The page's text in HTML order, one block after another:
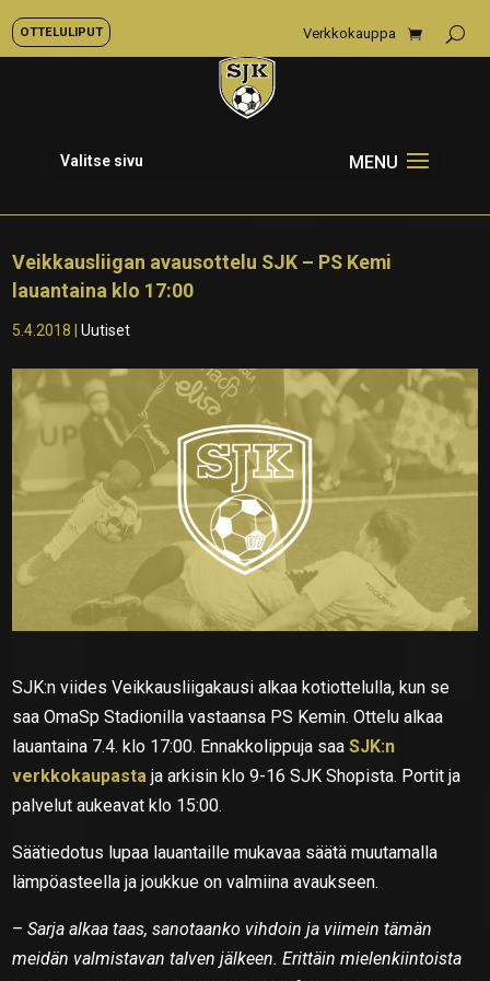
OTTELULIPUT Verkkokauppa
Valitse sivu
Veikkausliigan avausottelu SJK – PS Kemi
lauantaina klo 17:00
5.4.2018 |Uutiset
SJK:n viides Veikkausliigakausi alkaa kotiottelulla, kun se
saa OmaSp Stadionilla vastaansa PS Kemin. Ottelu alkaa
lauantaina 7.4. klo 17:00. Ennakkolippuja saaSJK:n
verkkokaupasta ja arkisin klo 9-16 SJK Shopista. Portit ja
palvelut aukeavat klo 15:00.
Säätiedotus lupaa lauantaille mukavaa säätä muutamalla
lämpöasteella ja joukkue on valmiina avaukseen.
–Sarja alkaa taas, sanotaanko vihdoin ja viimein tämän
meidän valmistavan talven jälkeen. Erittäin mielenkiintoista